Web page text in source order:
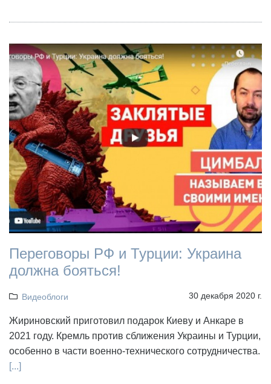
Переговоры РФ и Турции: Украина
должна бояться!
Видеоблоги 30 декабря 2020 г.
Жириновский приготовил подарок Киеву и Анкаре в
2021 году. Кремль против сближения Украины и Турции,
особенно в части военно-технического сотрудничества.
[...]